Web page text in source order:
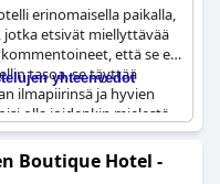
erinomaisella paikalla,
jotka etsivät miellyttävää
että se ei
tasoa, se täyttää
ilmapiirinsä ja hyvien
olla joidenkin mielestä
se on ihana hotelli,
huoneissa on
niille, jotka
yhteenvedot
Boutique Hotel -